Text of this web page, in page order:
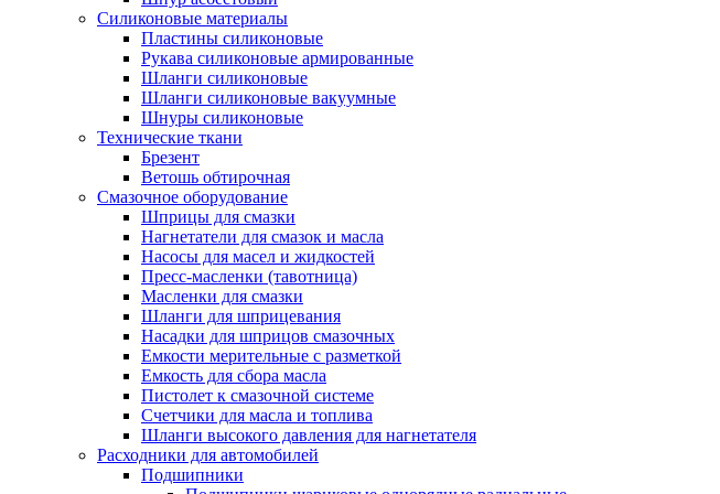
Силиконовые материалы
Пластины силиконовые
Рукава силиконовые армированные
Шланги силиконовые
Шланги силиконовые вакуумные
Шнуры силиконовые
Технические ткани
Брезент
Ветошь обтирочная
Смазочное оборудование
Шприцы для смазки
Нагнетатели для смазок и масла
Насосы для масел и жидкостей
Пресс-масленки (тавотница)
Масленки для смазки
Шланги для шприцевания
Насадки для шприцов смазочных
Емкости мерительные с разметкой
Емкость для сбора масла
Пистолет к смазочной системе
Счетчики для масла и топлива
Шланги высокого давления для нагнетателя
Расходники для автомобилей
Подшипники